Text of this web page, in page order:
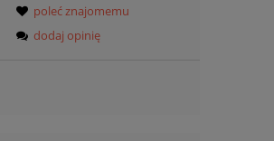
poleć znajomemu
dodaj opinię